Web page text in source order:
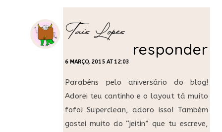
Tais Lopes
6 MARÇO, 2015 AT 12:03
responder
Parabéns pelo aniversário do blog!
Adorei teu cantinho e o layout tá muito
fofo! Superclean, adoro isso! Também
gostei muito do “jeitin” que tu escreve,